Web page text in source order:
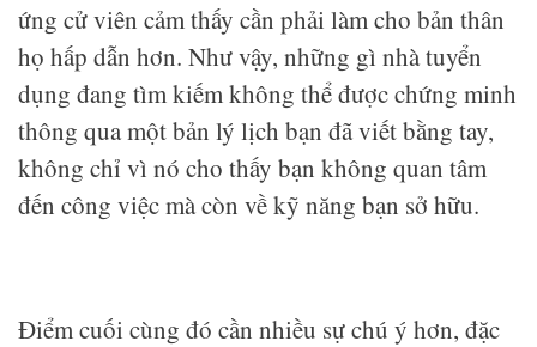
ứng cử viên cảm thấy cần phải làm cho bản thân
họ hấp dẫn hơn. Như vậy, những gì nhà tuyển
dụng đang tìm kiếm không thể được chứng minh
thông qua một bản lý lịch bạn đã viết bằng tay,
không chỉ vì nó cho thấy bạn không quan tâm
đến công việc mà còn về kỹ năng bạn sở hữu.
Điểm cuối cùng đó cần nhiều sự chú ý hơn, đặc